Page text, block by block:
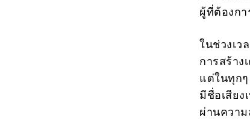
ผู้ที่ต้องกา
ในช่วงเ
การสร้าง
แต่ในทุก
มีชื่อเสีย
ผ่านควา